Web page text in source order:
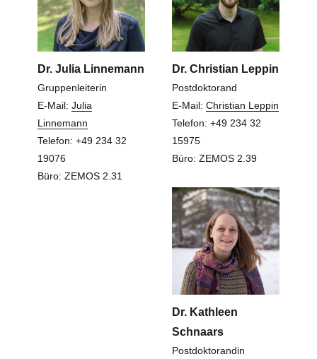
Dr. Julia Linnemann
Gruppenleiterin
E-Mail:Julia
Linnemann
Telefon: +49 234 32
19076
Büro: ZEMOS 2.31
Dr. Christian Leppin
Postdoktorand
E-Mail: Christian Leppin
Telefon: +49 234 32
15975
Büro: ZEMOS 2.39
Dr. Kathleen
Schnaars
Postdoktorandin